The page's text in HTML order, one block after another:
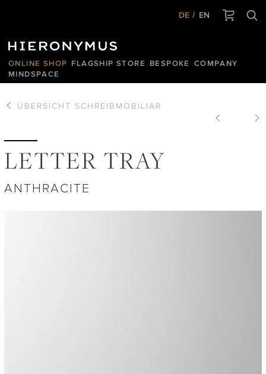
DE EN
ONLINE SHOP FLAGSHIP STORE BESPOKE
COMPANY
MINDSPACE
ÜBERSICHT SCHREIBMOBILIAR
LETTER TRAY
ANTHRACITE